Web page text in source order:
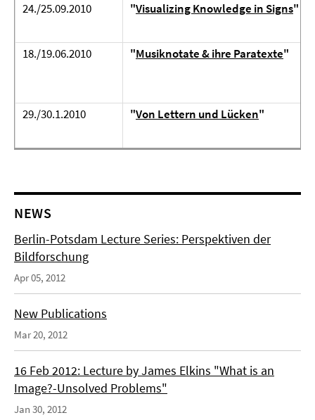
24./25.09.2010
"Visualizing Knowledge in Signs"
18./19.06.2010 "Musiknotate & ihre Paratexte"
29./30.1.2010 "Von Lettern und Lücken"
NEWS
Berlin-Potsdam Lecture Series: Perspektiven der
Bildforschung
Apr 05, 2012
New Publications
Mar 20, 2012
16 Feb 2012: Lecture by James Elkins "What is an
Image?-Unsolved Problems"
Jan 30, 2012